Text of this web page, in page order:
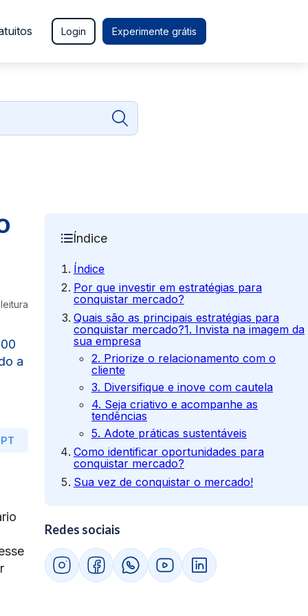
Login Experimente grátis
a
Índice
Índice
Por que investir em estratégias para
conquistar mercado?
Quais são as principais estratégias para
conquistar mercado?1. Invista na imagem da
sua empresa
2. Priorize o relacionamento com o
cliente
3. Diversifique e inove com cautela
4. Seja criativo e acompanhe as
tendências
5. Adote práticas sustentáveis
Como identificar oportunidades para
conquistar mercado?
Sua vez de conquistar o mercado!
Redes sociais